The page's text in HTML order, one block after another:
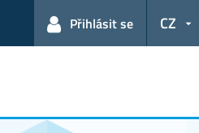
Přihlásit se CZ